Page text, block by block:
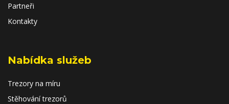
Partneři
Kontakty
Nabídka služeb
Trezory na míru
Stěhování trezorů